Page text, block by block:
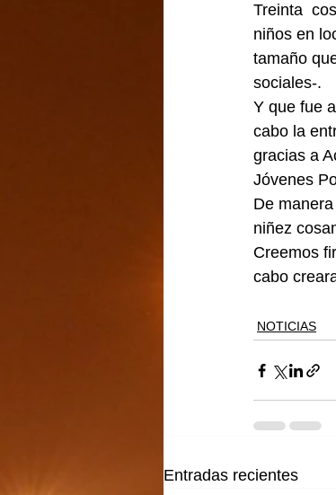
Treinta
niños en
tamaño
sociales-.
Y que fue
cabo la
gracias a
Jóvenes
De
niñez
Creemos
cabo
NOTICIAS
Entradas recientes